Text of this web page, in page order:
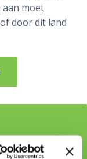
aan moet
door dit land